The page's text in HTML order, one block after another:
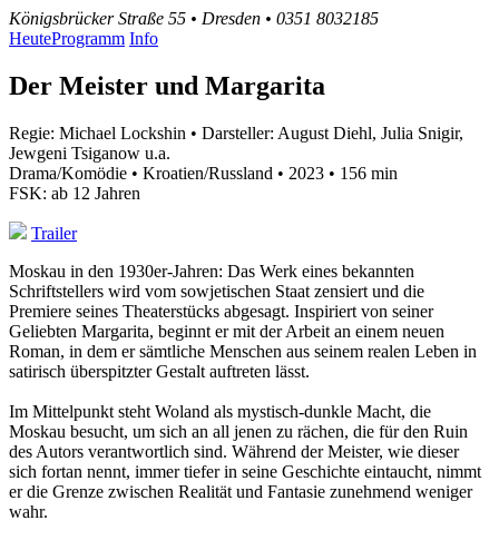
Königsbrücker Straße 55 • Dresden • 0351 8032185
HeuteProgramm Info
Der Meister und Margarita
Regie: Michael Lockshin • Darsteller: August Diehl, Julia Snigir,
Jewgeni Tsiganow u.a.
Drama/Komödie • Kroatien/Russland • 2023 • 156 min
FSK: ab 12 Jahren
Trailer
Moskau in den 1930er-Jahren: Das Werk eines bekannten
Schriftstellers wird vom sowjetischen Staat zensiert und die
Premiere seines Theaterstücks abgesagt. Inspiriert von seiner
Geliebten Margarita, beginnt er mit der Arbeit an einem neuen
Roman, in dem er sämtliche Menschen aus seinem realen Leben in
satirisch überspitzter Gestalt auftreten lässt.
Im Mittelpunkt steht Woland als mystisch-dunkle Macht, die
Moskau besucht, um sich an all jenen zu rächen, die für den Ruin
des Autors verantwortlich sind. Während der Meister, wie dieser
sich fortan nennt, immer tiefer in seine Geschichte eintaucht, nimmt
er die Grenze zwischen Realität und Fantasie zunehmend weniger
wahr.